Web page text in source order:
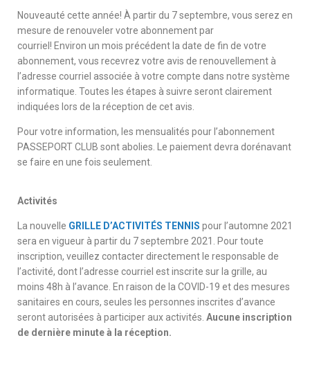
Nouveauté cette année! À partir du 7 septembre, vous serez en
mesure de renouveler votre abonnement par
courriel! Environ un mois précédent la date de fin de votre
abonnement, vous recevrez votre avis de renouvellement à
l’adresse courriel associée à votre compte dans notre système
informatique. Toutes les étapes à suivre seront clairement
indiquées lors de la réception de cet avis.
Pour votre information, les mensualités pour l’abonnement
PASSEPORT CLUB sont abolies. Le paiement devra dorénavant
se faire en une fois seulement.
Activités
La nouvelle GRILLE D’ACTIVITÉS TENNIS pour l’automne 2021
sera en vigueur à partir du 7 septembre 2021. Pour toute
inscription, veuillez contacter directement le responsable de
l’activité, dont l’adresse courriel est inscrite sur la grille, au
moins 48h à l’avance. En raison de la COVID-19 et des mesures
sanitaires en cours, seules les personnes inscrites d’avance
seront autorisées à participer aux activités. Aucune inscription
de dernière minute à la réception.